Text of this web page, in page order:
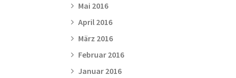
Mai 2016
April 2016
März 2016
Februar 2016
Januar 2016